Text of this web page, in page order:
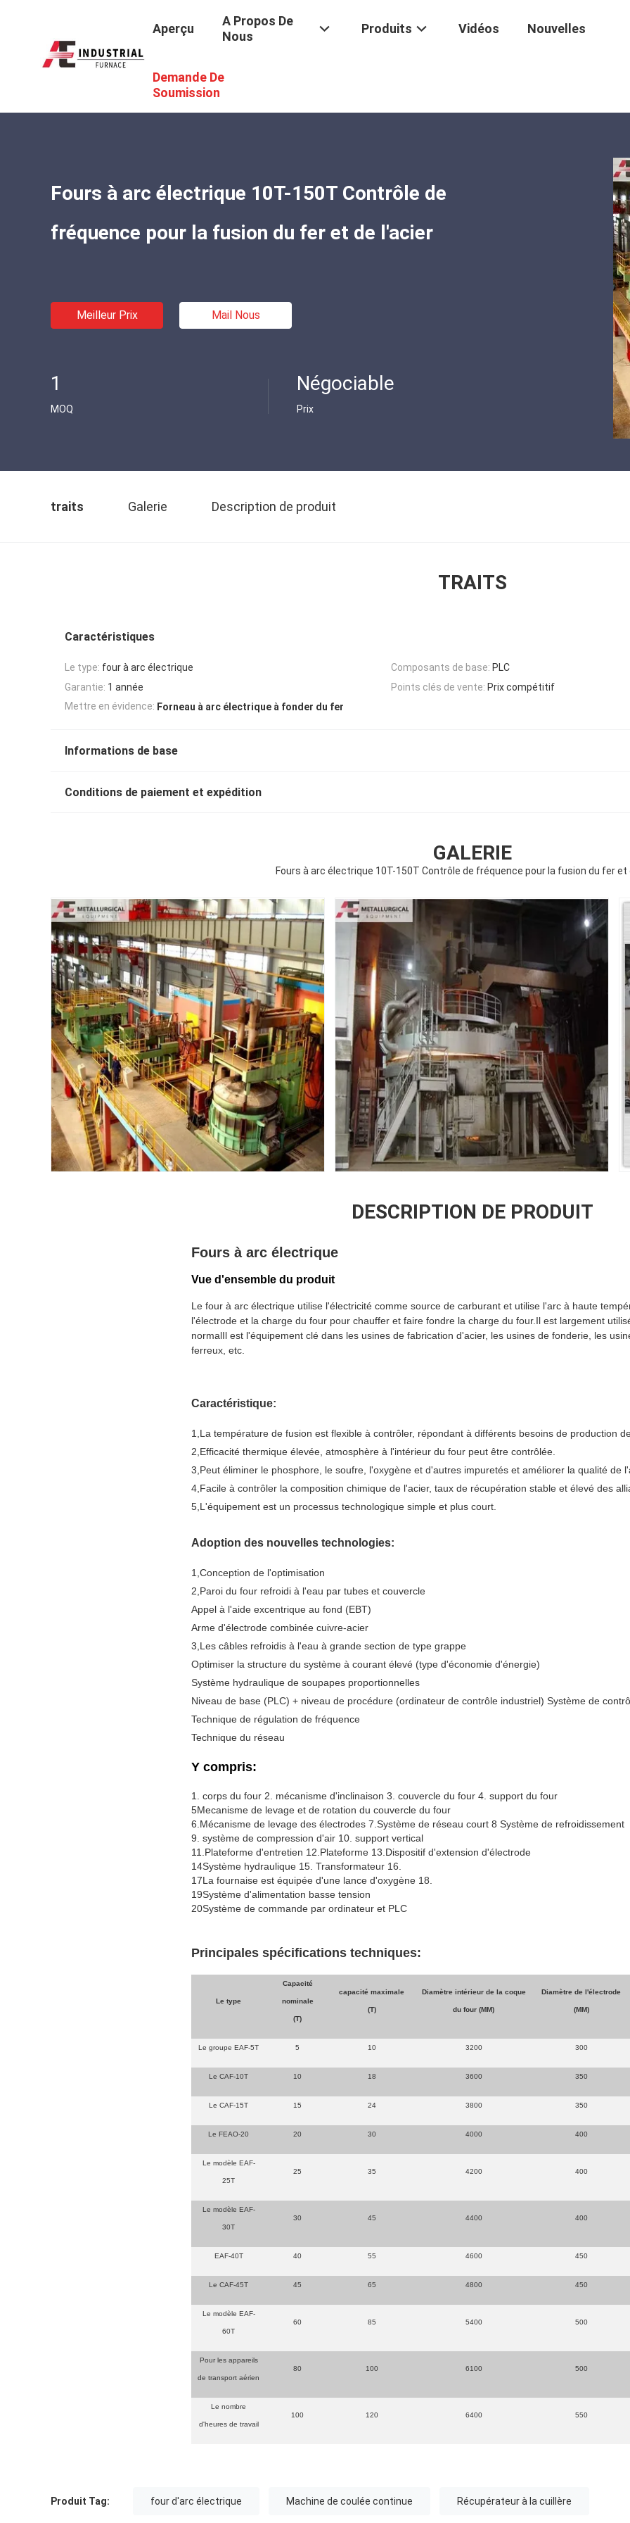
Aperçu
A Propos De
Nous
Produits Vidéos Nouvelles
Demande De
Soumission
Équipement De Fusion De L'acier
Fours à arc électrique 10T-150T Contrôle de
fréquence pour la fusion du fer et de l'acier
Meilleur Prix Mail Nous
1
MOQ
Négociable
Prix
traits Galerie Description de produit
TRAITS
Caractéristiques
Le type: four à arc électrique Composants de base: PLC
Garantie: 1 année Points clés de vente: Prix compétitif
Mettre en évidence: Forneau à arc électrique à fonder du fer
Informations de base
Conditions de paiement et expédition
GALERIE
Fours à arc électrique 10T-150T Contrôle de fréquence pour la fusion du fer et
DESCRIPTION DE PRODUIT
Fours à arc électrique
Vue d'ensemble du produit
Le four à arc électrique utilise l'électricité comme source de carburant et utilise l'arc à haute
l'électrode et la charge du four pour chauffer et faire fondre la charge du four.Il est largement
normalIl est l'équipement clé dans les usines de fabrication d'acier, les usines de fonderie, les
ferreux, etc.
Caractéristique:
1 La température de fusion est flexible à contrôler, répondant à différents besoins de production
2 Efficacité thermique élevée, atmosphère à l'intérieur du four peut être contrôlée.
3 Peut éliminer le phosphore, le soufre, l'oxygène et d'autres impuretés et améliorer la qualité de
4 Facile à contrôler la composition chimique de l'acier, taux de récupération stable et élevé des
5 L'équipement est un processus technologique simple et plus court.
Adoption des nouvelles technologies:
1 Conception de l'optimisation
2 Paroi du four refroidi à l'eau par tubes et couvercle
Appel à l'aide excentrique au fond (EBT)
Arme d'électrode combinée cuivre-acier
3 Les câbles refroidis à l'eau à grande section de type grappe
Optimiser la structure du système à courant élevé (type d'économie d'énergie)
Système hydraulique de soupapes proportionnelles
Niveau de base (PLC) + niveau de procédure (ordinateur de contrôle industriel) Système de
Technique de régulation de fréquence
Technique du réseau
Y compris:
1. corps du four 2. mécanisme d'inclinaison 3. couvercle du four 4. support du four
5Mecanisme de levage et de rotation du couvercle du four
6.Mécanisme de levage des électrodes 7.Système de réseau court 8 Système de refroidissement
9. système de compression d'air 10. support vertical
11.Plateforme d'entretien 12.Plateforme 13.Dispositif d'extension d'électrode
14Système hydraulique 15. Transformateur 16.
17La fournaise est équipée d'une lance d'oxygène 18.
19Système d'alimentation basse tension
20Système de commande par ordinateur et PLC
Principales spécifications techniques:
Le type
Capacité
nominale
(T)
capacité maximale
(T)
Diamètre intérieur de la coque
du four (MM)
Diamètre de l'électrode
(MM)
Le groupe EAF-5T 5 10 3200 300
Le CAF-10T 10 18 3600 350
Le CAF-15T 15 24 3800 350
Le FEAO-20 20 30 4000 400
Le modèle EAF-
25T
25 35 4200 400
Le modèle EAF-
30T
30 45 4400 400
EAF-40T 40 55 4600 450
Le CAF-45T 45 65 4800 450
Le modèle EAF-
60T
60 85 5400 500
Pour les appareils
de transport aérien
80 100 6100 500
Le nombre
d'heures de travail
100 120 6400 550
Produit Tag: four d'arc électrique Machine de coulée continue Récupérateur à la cuillère